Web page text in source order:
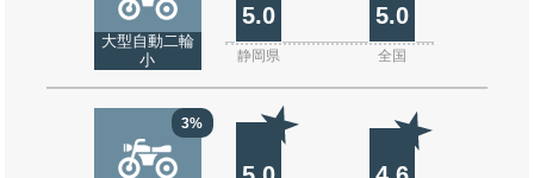
大型自動二輪
小
5.0 5.0
静岡県 全国
3%